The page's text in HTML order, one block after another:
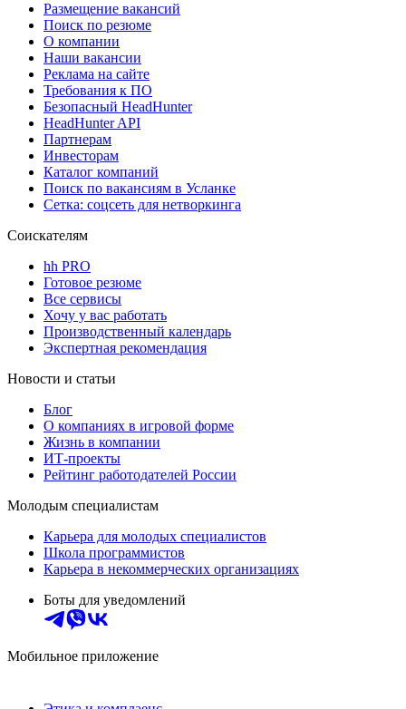
Размещение вакансий
Поиск по резюме
О компании
Наши вакансии
Реклама на сайте
Требования к ПО
Безопасный HeadHunter
HeadHunter API
Партнерам
Инвесторам
Каталог компаний
Поиск по вакансиям в Усланке
Сетка: соцсеть для нетворкинга
Соискателям
hh PRO
Готовое резюме
Все сервисы
Хочу у вас работать
Производственный календарь
Экспертная рекомендация
Новости и статьи
Блог
О компаниях в игровой форме
Жизнь в компании
ИТ-проекты
Рейтинг работодателей России
Молодым специалистам
Карьера для молодых специалистов
Школа программистов
Карьера в некоммерческих организациях
Боты для уведомлений
Мобильное приложение